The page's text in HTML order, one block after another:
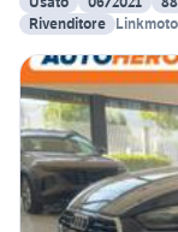
Rivenditore